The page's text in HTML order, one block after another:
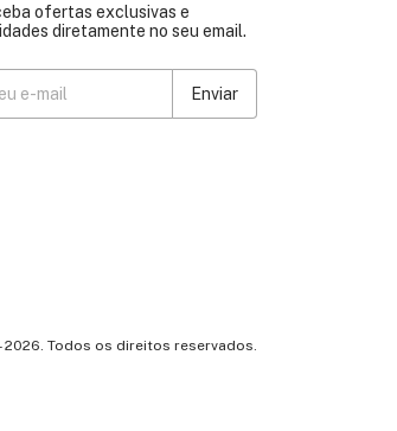
ofertas exclusivas e
diretamente no seu email.
2026. Todos os direitos reservados.